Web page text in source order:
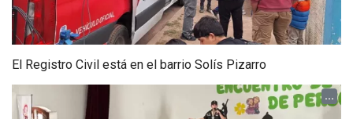
El Registro Civil está en el barrio Solís Pizarro
...